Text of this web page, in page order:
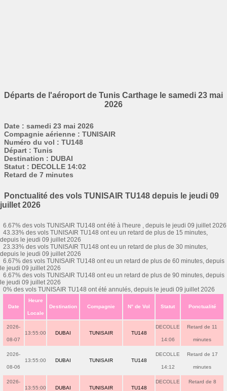
Départs de l'aéroport de Tunis Carthage le samedi 23 mai
2026
Date : samedi 23 mai 2026
Compagnie aérienne : TUNISAIR
Numéro du vol : TU148
Départ : Tunis
Destination : DUBAI
Statut : DECOLLE 14:02
Retard de 7 minutes
Ponctualité des vols TUNISAIR TU148 depuis le jeudi 09
juillet 2026
6.67% des vols TUNISAIR TU148 ont été à l'heure , depuis le jeudi 09 juillet 2026
43.33% des vols TUNISAIR TU148 ont eu un retard de plus de 15 minutes,
depuis le jeudi 09 juillet 2026
23.33% des vols TUNISAIR TU148 ont eu un retard de plus de 30 minutes,
depuis le jeudi 09 juillet 2026
6.67% des vols TUNISAIR TU148 ont eu un retard de plus de 60 minutes, depuis
le jeudi 09 juillet 2026
6.67% des vols TUNISAIR TU148 ont eu un retard de plus de 90 minutes, depuis
le jeudi 09 juillet 2026
0% des vols TUNISAIR TU148 ont été annulés, depuis le jeudi 09 juillet 2026
Date
Heure
Locale
Destination Compagnie N° de Vol Statut Ponctualité
2026-
08-07
13:55:00 DUBAI TUNISAIR TU148
DECOLLE
14:06
Retard de 11
minutes
2026-
08-06
13:55:00 DUBAI TUNISAIR TU148
DECOLLE
14:12
Retard de 17
minutes
2026-
13:55:00 DUBAI TUNISAIR TU148
DECOLLE Retard de 8